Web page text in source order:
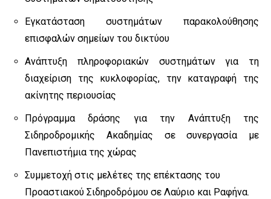
Εγκατάσταση συστημάτων παρακολούθησης
επισφαλών σημείων του δικτύου
Ανάπτυξη πληροφοριακών συστημάτων για τη
διαχείριση της κυκλοφορίας, την καταγραφή της
ακίνητης περιουσίας
Πρόγραμμα δράσης για την Ανάπτυξη της
Σιδηροδρομικής Ακαδημίας σε συνεργασία με
Πανεπιστήμια της χώρας
Συμμετοχή στις μελέτες της επέκτασης του
Προαστιακού Σιδηροδρόμου σε Λαύριο και Ραφήνα.